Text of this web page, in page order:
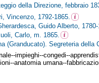
della Direzione, febbraio
Vincenzo, 1792-1865.
Guido Alberto,
Carlo, m. 1865.
(Granducato). Segreteria della
impieghi--congedi--
anatomia umana--